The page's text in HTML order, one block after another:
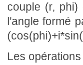
couple (r,
l'angle formé
Les